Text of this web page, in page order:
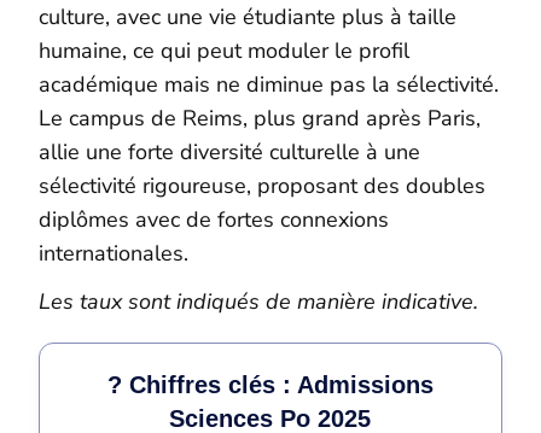
culture, avec une vie étudiante plus à taille
humaine, ce qui peut moduler le profil
académique mais ne diminue pas la sélectivité.
Le campus de Reims, plus grand après Paris,
allie une forte diversité culturelle à une
sélectivité rigoureuse, proposant des doubles
diplômes avec de fortes connexions
internationales.
Les taux sont indiqués de manière indicative.
? Chiffres clés : Admissions
Sciences Po 2025